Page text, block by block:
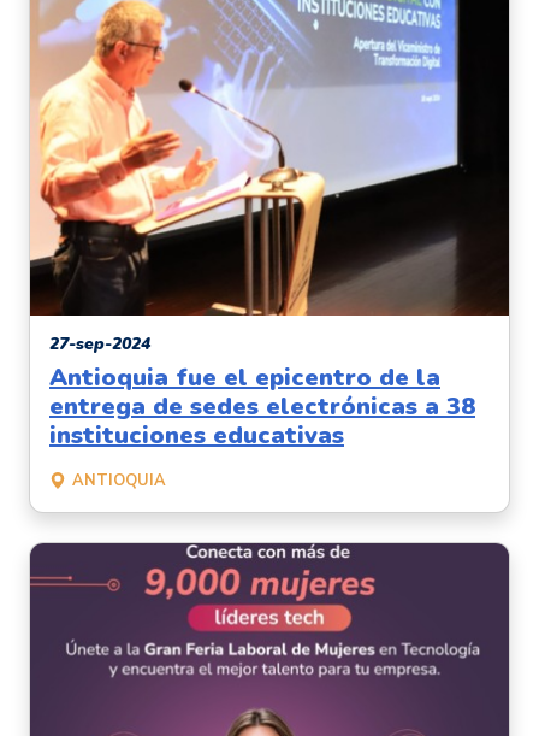
27-sep-2024
Antioquia fue el epicentro de la
entrega de sedes electrónicas a 38
instituciones educativas
ANTIOQUIA